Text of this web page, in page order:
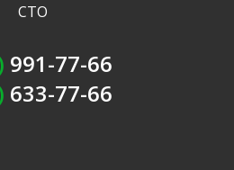
СТО
991-77-66
633-77-66